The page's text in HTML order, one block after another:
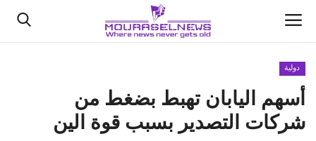
الأخبار
كتّابنا
دولية
أسهم اليابان تهبط بضغط من
شركات التصدير بسبب قوة الين